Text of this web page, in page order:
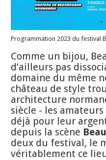
Programmation 2023 du festival
Comme un bijou,
d’ailleurs pas
domaine du même
château de style
architecture
siècle - les
déjà pour leur
depuis la scène
deux du festival, le
véritablement ce